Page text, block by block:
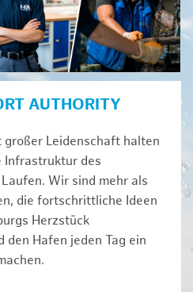
AUTHORITY
Leidenschaft halten
Infrastruktur des
Wir sind mehr als
die fortschrittliche Ideen
Herzstück
Hafen jeden Tag ein